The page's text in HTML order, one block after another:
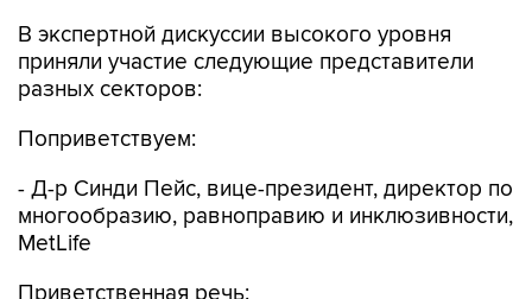
В экспертной дискуссии высокого уровня
приняли участие следующие представители
разных секторов:
Поприветствуем:
- Д-р Синди Пейс, вице-президент, директор по
многообразию, равноправию и инклюзивности,
MetLife